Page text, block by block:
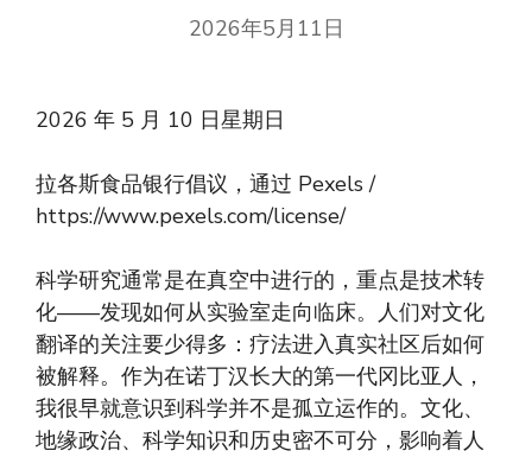
2026年5月11日
2026 年 5 月 10 日星期日
拉各斯食品银行倡议，通过 Pexels /
https://www.pexels.com/license/
科学研究通常是在真空中进行的，重点是技术转
化——发现如何从实验室走向临床。人们对文化
翻译的关注要少得多：疗法进入真实社区后如何
被解释。作为在诺丁汉长大的第一代冈比亚人，
我很早就意识到科学并不是孤立运作的。文化、
地缘政治、科学知识和历史密不可分，影响着人